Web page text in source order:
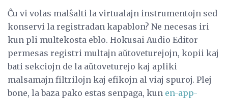
Ĉu vi volas malŝalti la virtualajn instrumentojn sed
konservi la registradan kapablon? Ne necesas iri
kun pli multekosta eblo. Hokusai Audio Editor
permesas registri multajn aŭtoveturejojn, kopii kaj
bati sekciojn de la aŭtoveturejo kaj apliki
malsamajn filtrilojn kaj efikojn al viaj spuroj. Plej
bone, la baza pako estas senpaga, kun en-app-